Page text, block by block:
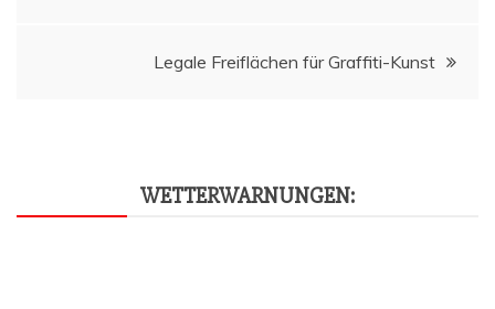
Lega­le Frei­flä­chen für Graffiti-Kunst
WET­TER­WAR­NUN­GEN: